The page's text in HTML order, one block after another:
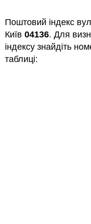
Поштовий індекс
Київ 04136. Для
індексу знайдіть
таблиці: